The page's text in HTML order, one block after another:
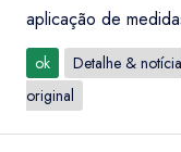
aplicação de
ok
Detalhe & notícia
original